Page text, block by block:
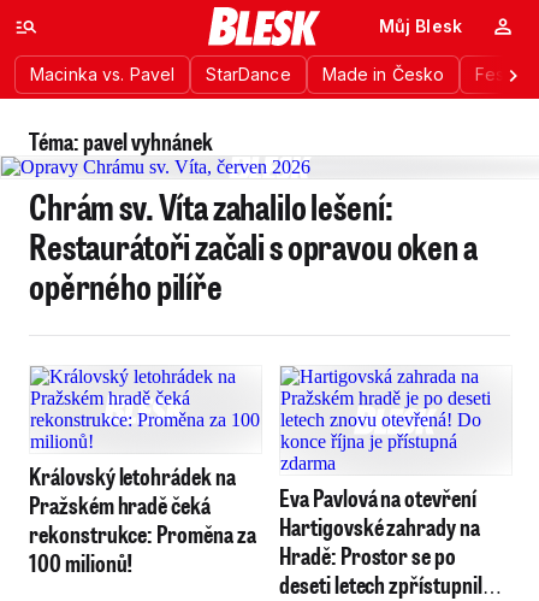
Macinka vs. Pavel StarDance Made in Česko
Můj Blesk
Téma: pavel vyhnánek
Chrám sv. Víta zahalilo lešení:
Restaurátoři začali s opravou oken a
opěrného pilíře
Královský letohrádek na
Pražském hradě čeká
rekonstrukce: Proměna za
100 milionů!
Eva Pavlová na otevření
Hartigovské zahrady na
Hradě: Prostor se po
deseti letech zpřístupnil